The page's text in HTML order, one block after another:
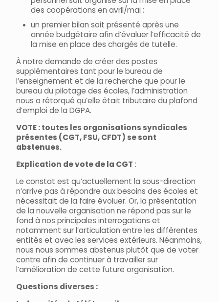
des coopérations en avril/mai ;
un premier bilan soit présenté après une
année budgétaire afin d’évaluer l’efficacité de
la mise en place des chargés de tutelle.
À notre demande de créer des postes
supplémentaires tant pour le bureau de
l’enseignement et de la recherche que pour le
bureau du pilotage des écoles, l’administration
nous a rétorqué qu’elle était tributaire du plafond
d’emploi de la DGPA.
VOTE : toutes les organisations syndicales
présentes (CGT, FSU, CFDT) se sont
abstenues.
Explication de vote de la CGT :
Le constat est qu’actuellement la sous-direction
n’arrive pas à répondre aux besoins des écoles et
nécessitait de la faire évoluer. Or, la présentation
de la nouvelle organisation ne répond pas sur le
fond à nos principales interrogations et
notamment sur l’articulation entre les différentes
entités et avec les services extérieurs. Néanmoins,
nous nous sommes abstenus plutôt que de voter
contre afin de continuer à travailler sur
l’amélioration de cette future organisation.
Questions diverses :